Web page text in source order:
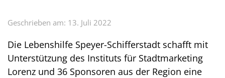
Geschrieben am: 13. Juli 2022
Die Lebenshilfe Speyer-Schifferstadt schafft mit
Unterstützung des Instituts für Stadtmarketing
Lorenz und 36 Sponsoren aus der Region eine